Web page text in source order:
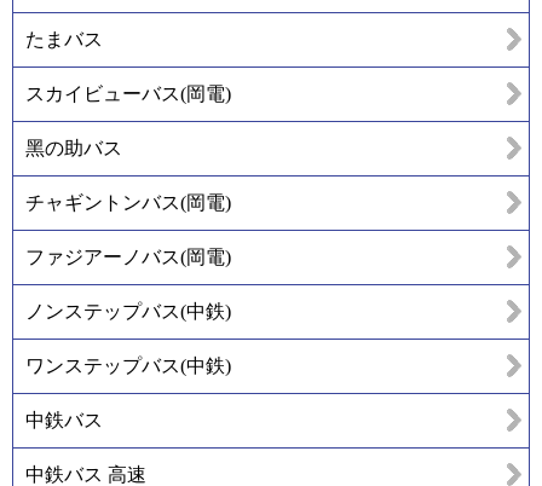
たまバス
スカイビューバス(岡電)
黑の助バス
チャギントンバス(岡電)
ファジアーノバス(岡電)
ノンステップバス(中鉄)
ワンステップバス(中鉄)
中鉄バス
中鉄バス 高速